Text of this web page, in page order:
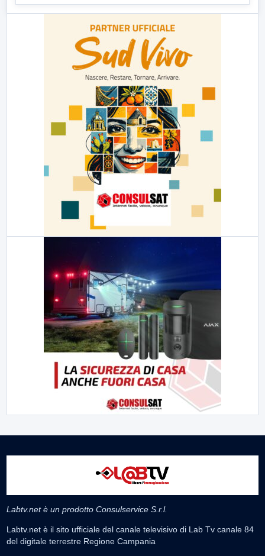
Labtv.net è un prodotto Consulservice S.r.l.
Labtv.net è il sito ufficiale del canale televisivo di Lab Tv canale 84
del digitale terrestre Regione Campania